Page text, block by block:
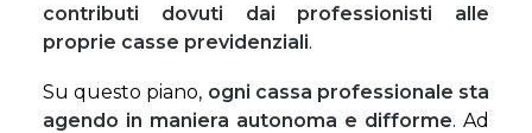
contributi dovuti dai professionisti alle
proprie casse previdenziali.
Su questo piano, ogni cassa professionale sta
agendo in maniera autonoma e difforme. Ad